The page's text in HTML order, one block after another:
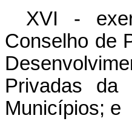
XVI -
Conselho de
Privadas
Municípios;